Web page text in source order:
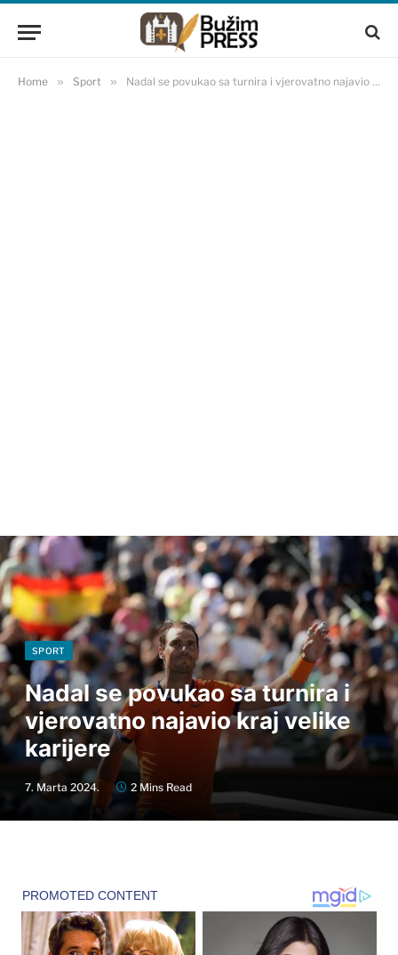
Home » Sport » Nadal se povukao sa turnira i vjerovatno najavio kraj velike karijere
SPORT
Nadal se povukao sa turnira i
vjerovatno najavio kraj velike
karijere
7. Marta 2024. 2 Mins Read